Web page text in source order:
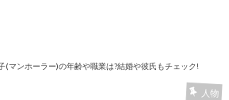
(マンホーラー)の年齢や職業は?結婚や彼氏もチェック!
人物